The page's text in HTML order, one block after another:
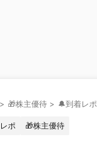
> 🎁株主優待 > 🔔到着レポ
ポ 🎁株主優待